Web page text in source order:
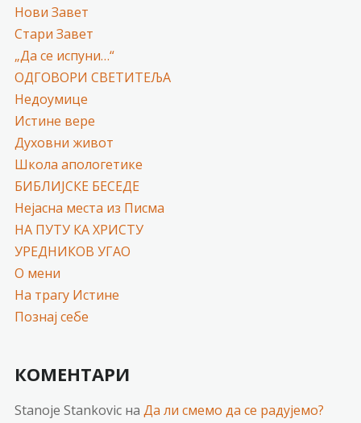
Нови Завет
Стари Завет
„Да се испуни…“
ОДГОВОРИ СВЕТИТЕЉА
Недоумице
Истине вере
Духовни живот
Школа апологетике
БИБЛИЈСКЕ БЕСЕДЕ
Нејасна места из Писма
НА ПУТУ КА ХРИСТУ
УРЕДНИКОВ УГАО
О мени
На трагу Истине
Познај себе
КОМЕНТАРИ
Stanoje Stankovicна Да ли смемо да се радујемо?